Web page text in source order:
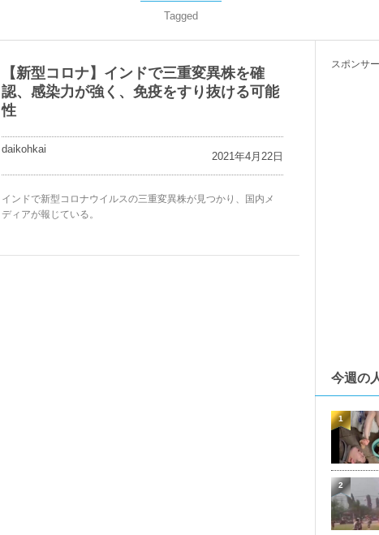
Tagged
【新型コロナ】インドで三重変異株を確
認、感染力が強く、免疫をすり抜ける可能
性
daikohkai
2021年4月22日
インドで新型コロナウイルスの三重変異株が見つかり、国内メ
ディアが報じている。
スポンサ
今週の
1
2